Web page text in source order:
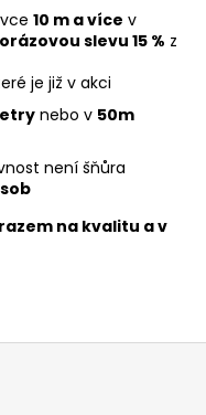
10 m a více v
slevu 15 % z
je již v akci
nebo v 50m
není šňůra
na kvalitu a v